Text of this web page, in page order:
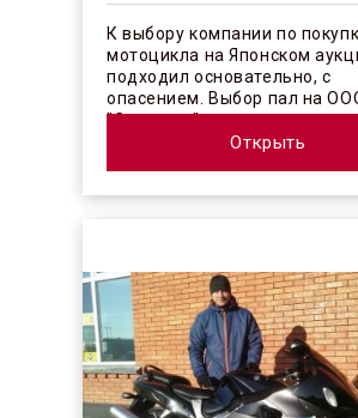
К выбору компании по
мотоцикла на Японском
подходил основательно, с
опасением. Выбор пал на
"Синергос" после изучения
Открыть